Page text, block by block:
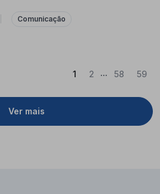
Comunicação
Ver mais
1 (Atual)
2 ... 58 59